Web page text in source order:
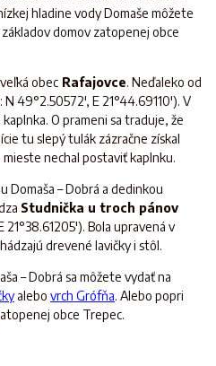
hladine vody Domaše môžete
domov zatopenej obce
obec Rafajovce. Neďaleko od
N 49°2.50572', E 21°44.69110'). V
O prameni sa traduje, že
tu slepý tulák zázračne získal
nechal postaviť kaplnku.
Domaša – Dobrá a dedinkou
Studnička u troch pánov
21°38.61205'). Bola upravená v
drevené lavičky i stôl.
– Dobrá sa môžete vydať na
alebo vrch Grófňa. Alebo popri
obce Trepec.